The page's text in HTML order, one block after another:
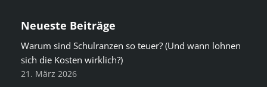
Neueste Beiträge
Warum sind Schulranzen so teuer? (Und wann lohnen
sich die Kosten wirklich?)
21. März 2026